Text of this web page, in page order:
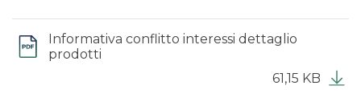
Informativa conflitto interessi dettaglio
prodotti
61,15 KB